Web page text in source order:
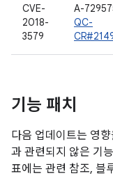
CVE-
2018-
3579
A-
QC-
기능 패치
다음 업데이트는 영
과 관련되지 않은 기
표에는 관련 참조, 블